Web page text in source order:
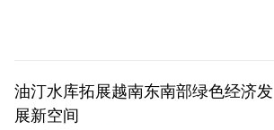
油汀水库拓展越南东南部绿色经济发
展新空间